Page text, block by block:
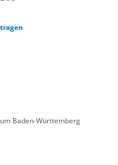
Baden-Württemberg